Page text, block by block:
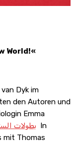
World!«
Dyk im
den Autoren und
Emma
بطولات In
mit Thomas